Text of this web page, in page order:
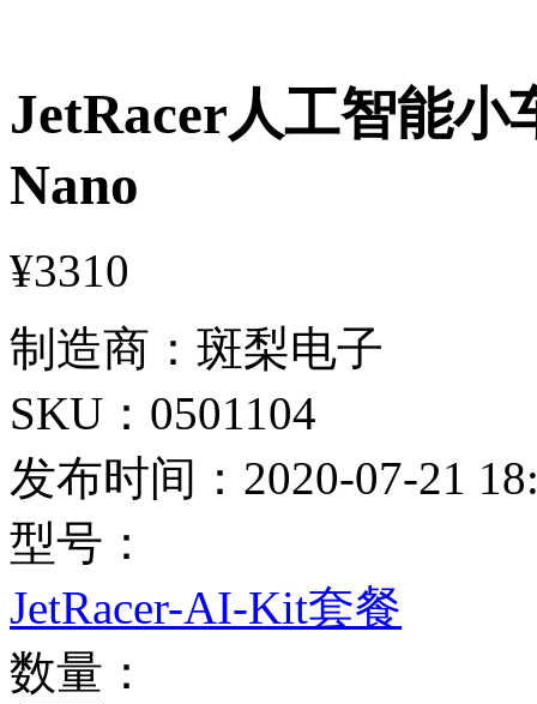
JetRacer人工智能小
Nano
¥3310
制造商： 斑梨电子
SKU： 0501104
发布时间： 2020-07-21
型号：
JetRacer-AI-Kit套餐
数量：